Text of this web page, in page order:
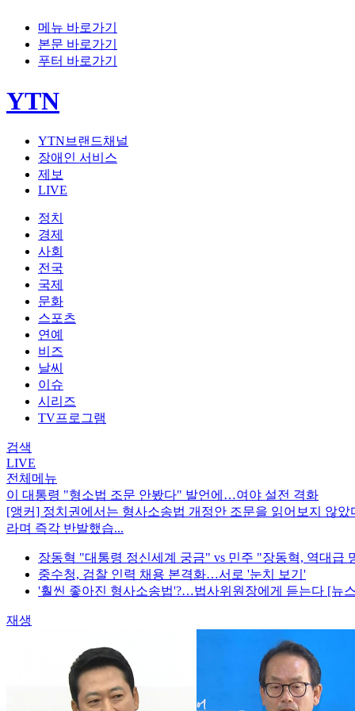
메뉴 바로가기
본문 바로가기
푸터 바로가기
YTN
YTN브랜드채널
장애인 서비스
제보
LIVE
정치
경제
사회
전국
국제
문화
스포츠
연예
비즈
날씨
이슈
시리즈
TV프로그램
검색
LIVE
전체메뉴
이 대통령 "형소법 조문 안봤다" 발언에…여야 설전 격화
[앵커] 정치권에서는 형사소송법 개정안 조문을 읽어보지 않
라며 즉각 반발했습...
장동혁 "대통령 정신세계 궁금" vs 민주 "장동혁, 역대급
중수청, 검찰 인력 채용 본격화…서로 '눈치 보기'
'훨씬 좋아진 형사소송법'?…법사위원장에게 듣는다 [뉴
재생